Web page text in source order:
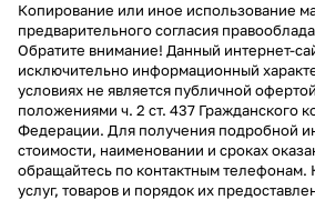
Копирование или иное использование
предварительного согласия
Обратите внимание! Данный интернет-
исключительно информационный
условиях не является публичной
положениями ч. 2 ст. 437 Гражданского
Федерации. Для получения подробной
стоимости, наименовании и сроках
обращайтесь по контактным телефонам.
услуг, товаров и порядок их